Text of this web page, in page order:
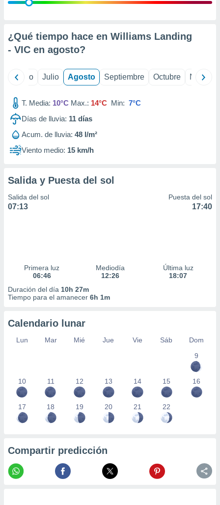
e
mediante
de
1199
¿Qué tiempo hace en Williams Landing
- VIC en agosto?
Junio Julio Agosto Septiembre Octubre
T. Media: 10°C Max.: 14°C Min: 7°C
Días de lluvia: 11 días
Acum. de lluvia: 48 l/m²
Viento medio: 15 km/h
Salida y Puesta del sol
Salida del sol
07:13
Puesta del sol
17:40
Primera luz
06:46
Mediodía
12:26
Última luz
18:07
Duración del día 10h 27m
Tiempo para el amanecer 6h 1m
Calendario lunar
Lun Mar Mié Jue Vie Sáb
Dom
9
10 11 12 13 14 15 16
17 18 19 20 21 22
Compartir predicción